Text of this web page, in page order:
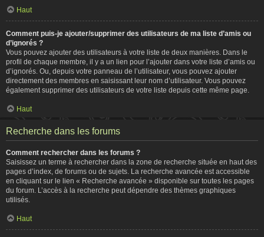
Haut
Comment puis-je ajouter/supprimer des utilisateurs de ma liste d’amis ou
d’ignorés ?
Vous pouvez ajouter des utilisateurs à votre liste de deux manières. Dans le
profil de chaque membre, il y a un lien pour l’ajouter dans votre liste d’amis ou
d’ignorés. Ou, depuis votre panneau de l’utilisateur, vous pouvez ajouter
directement des membres en saisissant leur nom d’utilisateur. Vous pouvez
également supprimer des utilisateurs de votre liste depuis cette même page.
Haut
Recherche dans les forums
Comment rechercher dans les forums ?
Saisissez un terme à rechercher dans la zone de recherche située en haut des
pages d’index, de forums ou de sujets. La recherche avancée est accessible
en cliquant sur le lien « Recherche avancée » disponible sur toutes les pages
du forum. L’accès à la recherche peut dépendre des thèmes graphiques
utilisés.
Haut